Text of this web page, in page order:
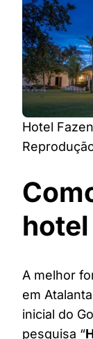
Hotel
hotel
A melhor
em
inicial do
pesquisa “